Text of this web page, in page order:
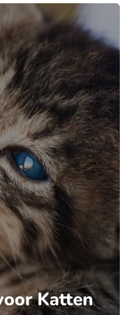
Katten